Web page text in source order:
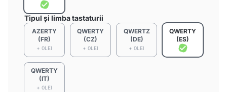
Tipul și limba tastaturii
AZERTY
(FR)
+ 0LEI
QWERTY
(CZ)
+ 0LEI
QWERTZ
(DE)
+ 0LEI
QWERTY
(ES)
QWERTY
(IT)
+ 0LEI